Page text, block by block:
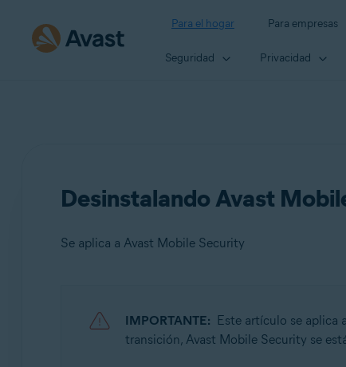
Para el hogar Para empresas
Seguridad Privacidad
Desinstalando Avast
Se aplica a Avast Mobile Security
Avast Mobile Security
IMPORTANTE: Este artículo se aplica
transición, Avast Mobile Security se